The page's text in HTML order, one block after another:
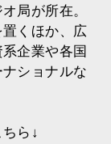
局が所在。
くほか、広
企業や各国
ショナルな
ら↓